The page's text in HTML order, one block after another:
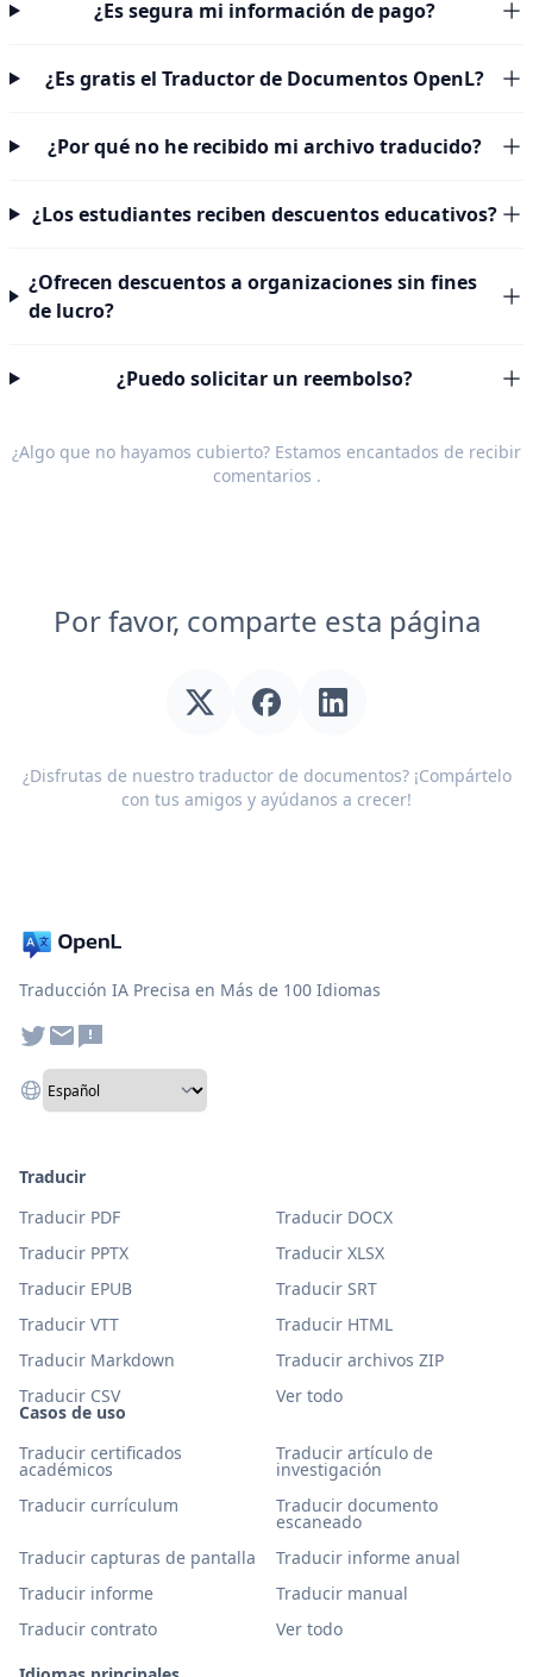
¿Es segura mi información de pago?
¿Es gratis el Traductor de Documentos OpenL?
¿Por qué no he recibido mi archivo traducido?
¿Los estudiantes reciben descuentos educativos?
¿Ofrecen descuentos a organizaciones sin fines
de lucro?
¿Puedo solicitar un reembolso?
¿Algo que no hayamos cubierto? Estamos encantados de recibir
comentarios .
Por favor, comparte esta página
¿Disfrutas de nuestro traductor de documentos? ¡Compártelo
con tus amigos y ayúdanos a crecer!
Traducción IA Precisa en Más de 100 Idiomas
Casos de uso
Traducir certificados
académicos
Traducir artículo de
investigación
Traducir currículum
Traducir documento
escaneado
Traducir capturas de pantalla
Traducir informe anual
Traducir informe
Traducir manual
Traducir contrato
Ver todo
Traducir
Traducir PDF
Traducir DOCX
Traducir PPTX
Traducir XLSX
Traducir EPUB
Traducir SRT
Traducir VTT
Traducir HTML
Traducir Markdown
Traducir archivos ZIP
Traducir CSV
Ver todo